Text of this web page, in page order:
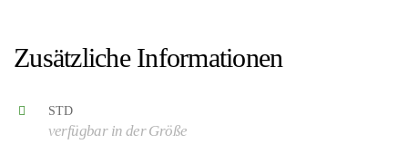
Zusätzliche Informationen
STD
verfügbar in der Größe